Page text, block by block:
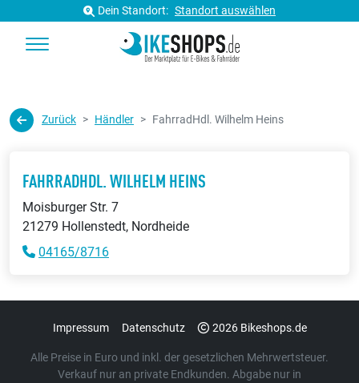
Dein Standort: Standort auswählen
Zurück Händler FahrradHdl. Wilhelm Heins
FAHRRADHDL. WILHELM HEINS
Moisburger Str. 7
21279 Hollenstedt, Nordheide
04165/8716
Impressum Datenschutz 2026 Bikeshops.de
Alle Preise in Euro und inkl. der gesetzlichen Mehrwertsteuer.
Verkauf nur an private Endkunden. Abgabe nur in